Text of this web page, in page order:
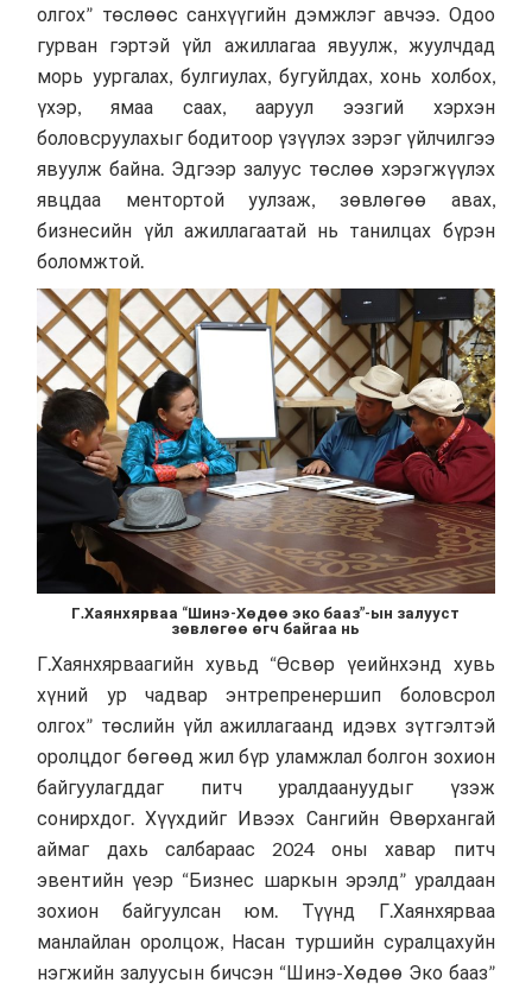
олгох” төслөөс санхүүгийн дэмжлэг авчээ. Одоо
гурван гэртэй үйл ажиллагаа явуулж, жуулчдад
морь уургалах, булгиулах, бугуйлдах, хонь холбох,
үхэр, ямаа саах, ааруул ээзгий хэрхэн
боловсруулахыг бодитоор үзүүлэх зэрэг үйлчилгээ
явуулж байна. Эдгээр залуус төслөө хэрэгжүүлэх
явцдаа ментортой уулзаж, зөвлөгөө авах,
бизнесийн үйл ажиллагаатай нь танилцах бүрэн
боломжтой.
Г.Хаянхярваа “Шинэ-Хөдөө эко бааз”-ын залууст
зөвлөгөө өгч байгаа нь
Г.Хаянхярваагийн хувьд “Өсвөр үеийнхэнд хувь
хүний ур чадвар энтрепренершип боловсрол
олгох” төслийн үйл ажиллагаанд идэвх зүтгэлтэй
оролцдог бөгөөд жил бүр уламжлал болгон зохион
байгуулагддаг питч уралдаануудыг үзэж
сонирхдог. Хүүхдийг Ивээх Сангийн Өвөрхангай
аймаг дахь салбараас 2024 оны хавар питч
эвентийн үеэр “Бизнес шаркын эрэлд” уралдаан
зохион байгуулсан юм. Түүнд Г.Хаянхярваа
манлайлан оролцож, Насан туршийн суралцахуйн
нэгжийн залуусын бичсэн “Шинэ-Хөдөө Эко бааз”